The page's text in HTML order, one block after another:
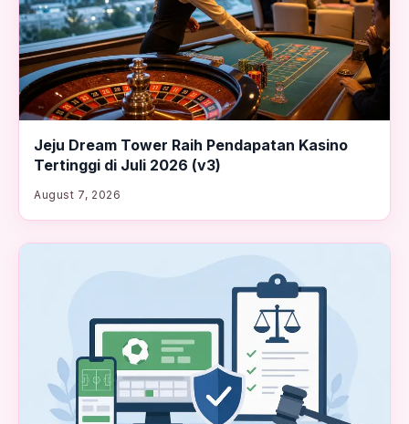
Jeju Dream Tower Raih Pendapatan Kasino
Tertinggi di Juli 2026 (v3)
August 7, 2026